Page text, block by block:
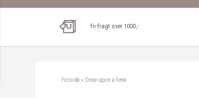
fri fragt over 1000,-
Forside » Once upon a time